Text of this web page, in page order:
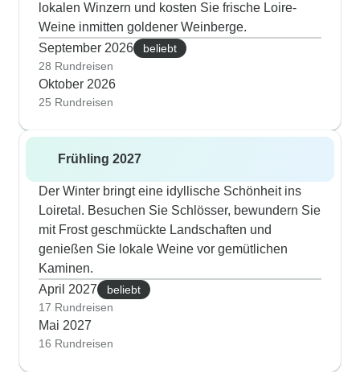
lokalen Winzern und kosten Sie frische Loire-
Weine inmitten goldener Weinberge.
September 2026
beliebt
28 Rundreisen
Oktober 2026
25 Rundreisen
Frühling 2027
Der Winter bringt eine idyllische Schönheit ins
Loiretal. Besuchen Sie Schlösser, bewundern Sie
mit Frost geschmückte Landschaften und
genießen Sie lokale Weine vor gemütlichen
Kaminen.
April 2027
beliebt
17 Rundreisen
Mai 2027
16 Rundreisen